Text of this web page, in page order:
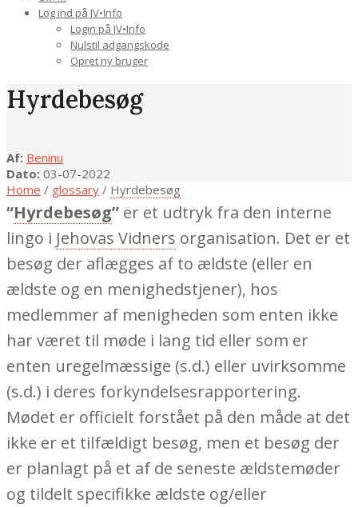
Log ind på JV•Info
Login på JV•Info
Nulstil adgangskode
Opret ny bruger
Hyrdebesøg
Af: Beninu
Dato: 03-07-2022
Home / glossary / Hyrdebesøg
“Hyrdebesøg” er et udtryk fra den interne
lingo i Jehovas Vidners organisation. Det er et
besøg der aflægges af to ældste (eller en
ældste og en menighedstjener), hos
medlemmer af menigheden som enten ikke
har været til møde i lang tid eller som er
enten uregelmæssige (s.d.) eller uvirksomme
(s.d.) i deres forkyndelsesrapportering.
Mødet er officielt forstået på den måde at det
ikke er et tilfældigt besøg, men et besøg der
er planlagt på et af de seneste ældstemøder
og tildelt specifikke ældste og/eller